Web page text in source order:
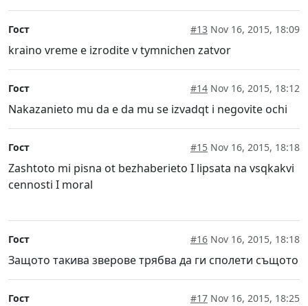
Гост #13 Nov 16, 2015, 18:09
kraino vreme e izrodite v tymnichen zatvor
Гост #14 Nov 16, 2015, 18:12
Nakazanieto mu da e da mu se izvadqt i negovite ochi
Гост #15 Nov 16, 2015, 18:18
Zashtoto mi pisna ot bezhaberieto I lipsata na vsqkakvi
cennosti I moral
Гост #16 Nov 16, 2015, 18:18
Защото такива зверове трябва да ги сполети същото
Гост #17 Nov 16, 2015, 18:25